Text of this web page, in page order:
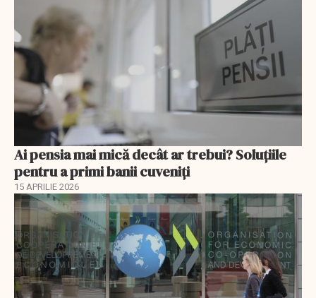
Ai pensia mai mică decât ar trebui? Soluţiile
pentru a primi banii cuveniţi
15 APRILIE 2026